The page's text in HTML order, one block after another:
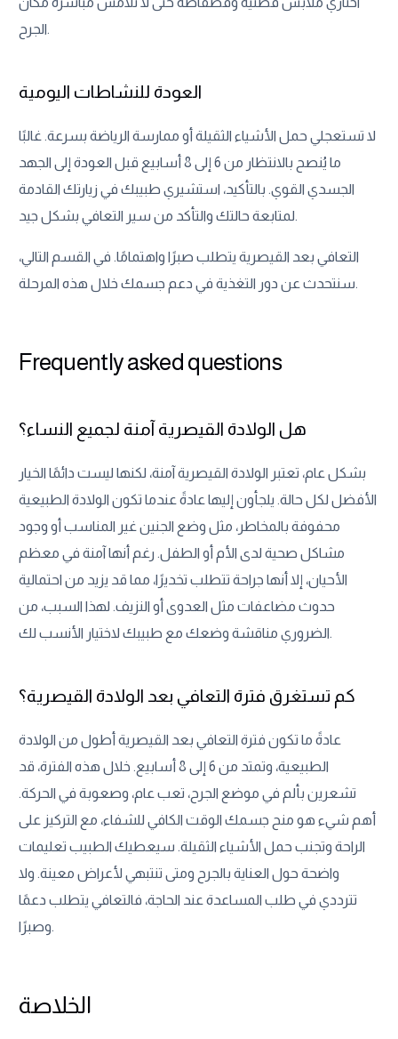
الجرح.
العودة للنشاطات اليومية
لا تستعجلي حمل الأشياء الثقيلة أو ممارسة الرياضة بسرعة. غالبًا
ما يُنصح بالانتظار من 6 إلى 8 أسابيع قبل العودة إلى الجهد
الجسدي القوي. بالتأكيد، استشيري طبيبك في زيارتك القادمة
لمتابعة حالتك والتأكد من سير التعافي بشكل جيد.
التعافي بعد القيصرية يتطلب صبرًا واهتمامًا. في القسم التالي،
سنتحدث عن دور التغذية في دعم جسمك خلال هذه المرحلة.
Frequently asked questions
هل الولادة القيصرية آمنة لجميع النساء؟
بشكل عام، تعتبر الولادة القيصرية آمنة، لكنها ليست دائمًا الخيار
الأفضل لكل حالة. يلجأون إليها عادةً عندما تكون الولادة الطبيعية
محفوفة بالمخاطر، مثل وضع الجنين غير المناسب أو وجود
مشاكل صحية لدى الأم أو الطفل. رغم أنها آمنة في معظم
الأحيان، إلا أنها جراحة تتطلب تخديرًا، مما قد يزيد من احتمالية
حدوث مضاعفات مثل العدوى أو النزيف. لهذا السبب، من
الضروري مناقشة وضعك مع طبيبك لاختيار الأنسب لك.
كم تستغرق فترة التعافي بعد الولادة القيصرية؟
عادةً ما تكون فترة التعافي بعد القيصرية أطول من الولادة
الطبيعية، وتمتد من 6 إلى 8 أسابيع. خلال هذه الفترة، قد
تشعرين بألم في موضع الجرح، تعب عام، وصعوبة في الحركة.
أهم شيء هو منح جسمك الوقت الكافي للشفاء، مع التركيز على
الراحة وتجنب حمل الأشياء الثقيلة. سيعطيك الطبيب تعليمات
واضحة حول العناية بالجرح ومتى تنتبهي لأعراض معينة. ولا
تترددي في طلب المساعدة عند الحاجة، فالتعافي يتطلب دعمًا
وصبرًا.
الخلاصة